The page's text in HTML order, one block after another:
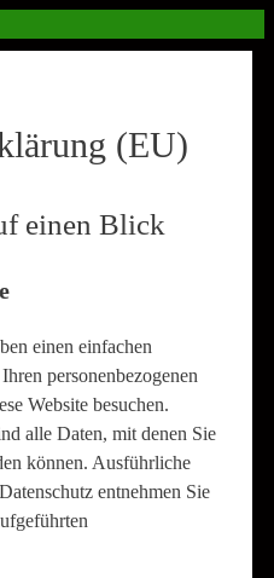
(EU)
einen Blick
einen einfachen
personenbezogenen
Website besuchen.
alle Daten, mit denen Sie
können. Ausführliche
entnehmen Sie